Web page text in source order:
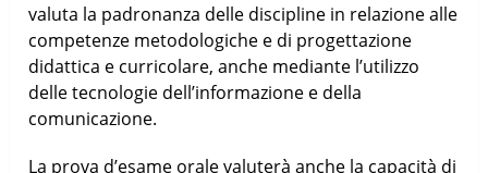
valuta la padronanza delle discipline in relazione alle
competenze metodologiche e di progettazione
didattica e curricolare, anche mediante l’utilizzo
delle tecnologie dell’informazione e della
comunicazione.
La prova d’esame orale valuterà anche la capacità di